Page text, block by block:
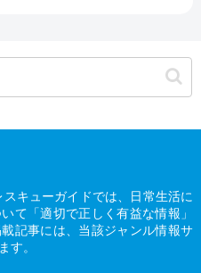
キューガイドでは、日常生活に
て「適切で正しく有益な情報」
記事には、当該ジャンル情報サ
す。